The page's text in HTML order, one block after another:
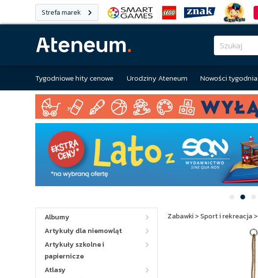
Strefa marek
Tygodniowe hity cenowe Urodziny Ateneum Nowości tygodnia
Albumy
Artykuły dla niemowląt
Artykuły szkolne i
papiernicze
Atlasy
Zabawki>Sport i rekreacja>